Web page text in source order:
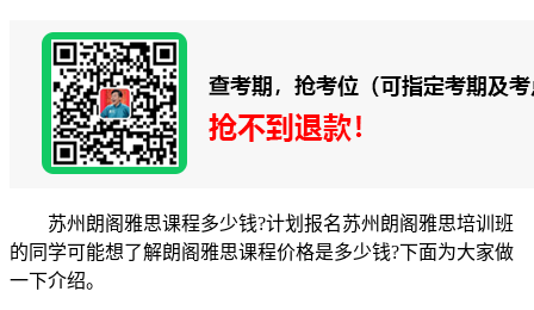
苏州朗阁雅思课程多少钱?计划报名苏州朗阁雅思培训班
的同学可能想了解朗阁雅思课程价格是多少钱?下面为大家做
一下介绍。